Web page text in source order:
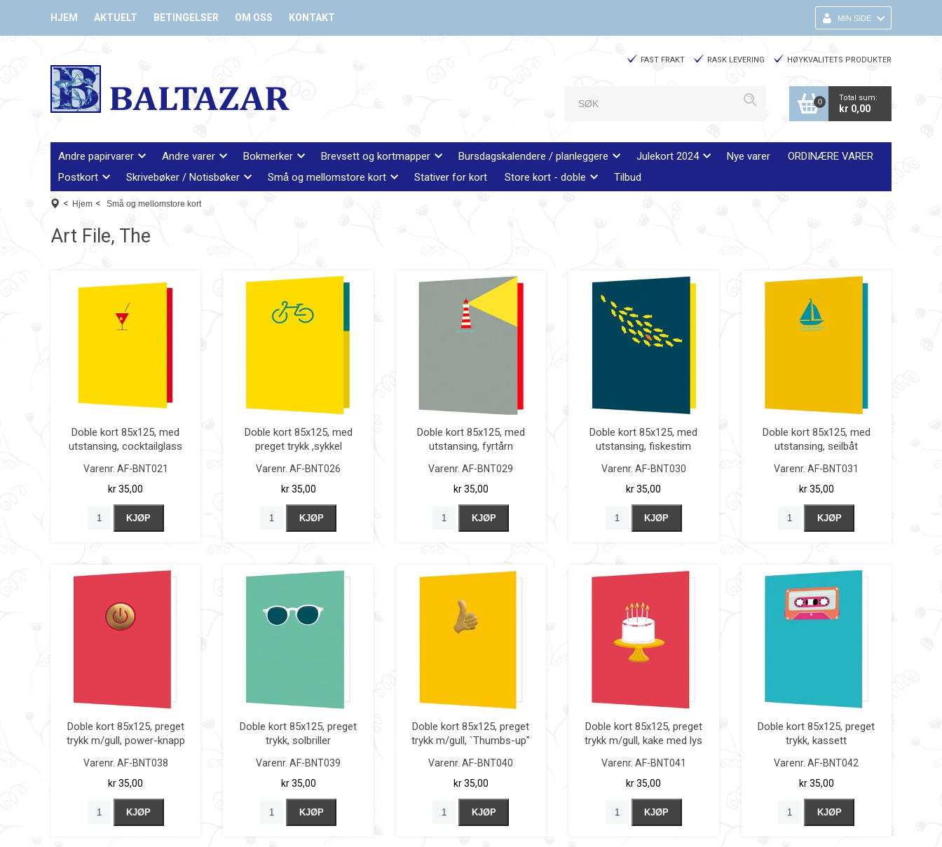
HJEM AKTUELT BETINGELSER OM OSS KONTAKT MIN SIDE
FAST FRAKT RASK LEVERING HØYKVALITETS PRODUKTER
0 Total sum:
kr 0,00
Andre papirvarer Andre varer Bokmerker Brevsett og kortmapper Bursdagskalendere / planleggere Julekort 2024 Nye varer
ORDINÆRE VARER
Postkort
Skrivebøker / Notisbøker Små og mellomstore kort Stativer for kort Store kort - doble Tilbud
< Hjem < Små og mellomstore kort
Art File, The
Doble kort 85x125, med
utstansing, cocktailglass
Varenr. AF-BNT021
kr 35,00
KJØP
Doble kort 85x125, med
preget trykk ,sykkel
Varenr. AF-BNT026
kr 35,00
KJØP
Doble kort 85x125, med
utstansing, fyrtårn
Varenr. AF-BNT029
kr 35,00
KJØP
Doble kort 85x125, med
utstansing, fiskestim
Varenr. AF-BNT030
kr 35,00
KJØP
Doble kort 85x125, med
utstansing, seilbåt
Varenr. AF-BNT031
kr 35,00
KJØP
Doble kort 85x125, preget
trykk m/gull, power-knapp
Varenr. AF-BNT038
kr 35,00
KJØP
Doble kort 85x125, preget
trykk, solbriller
Varenr. AF-BNT039
kr 35,00
KJØP
Doble kort 85x125, preget
trykk m/gull, `Thumbs-up"
Varenr. AF-BNT040
kr 35,00
KJØP
Doble kort 85x125, preget
trykk m/gull, kake med lys
Varenr. AF-BNT041
kr 35,00
KJØP
Doble kort 85x125, preget
trykk, kassett
Varenr. AF-BNT042
kr 35,00
KJØP